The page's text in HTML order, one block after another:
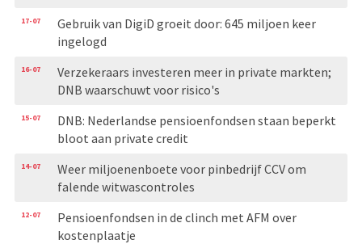
17-07
Gebruik van DigiD groeit door: 645 miljoen keer
ingelogd
16-07
Verzekeraars investeren meer in private markten;
DNB waarschuwt voor risico's
15-07
DNB: Nederlandse pensioenfondsen staan beperkt
bloot aan private credit
14-07
Weer miljoenenboete voor pinbedrijf CCV om
falende witwascontroles
12-07
Pensioenfondsen in de clinch met AFM over
kostenplaatje